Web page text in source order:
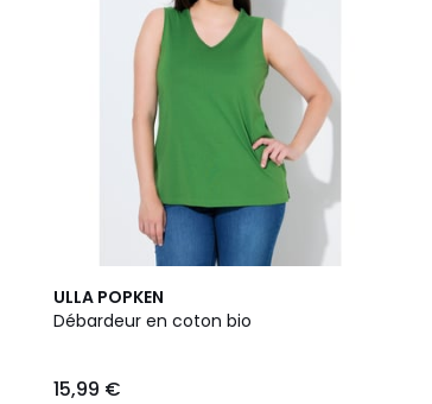
ULLA POPKEN
Débardeur en coton bio
15,99 €